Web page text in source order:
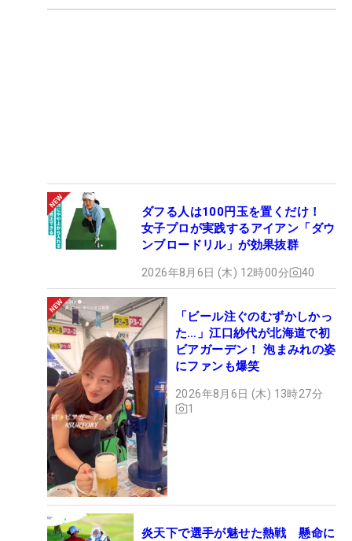
ダフる人は100円玉を置くだけ！
女子プロが実践するアイアン「ダウ
ンブロードリル」が効果抜群
2026年8月6日 (木) 12時00分 40
「ビール注ぐのむずかしかっ
た…」江口紗代が北海道で初
ビアガーデン！ 泡まみれの姿
にファンも爆笑
2026年8月6日 (木) 13時27分
1
炎天下で選手が魅せた熱戦 懸命に